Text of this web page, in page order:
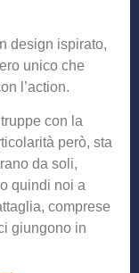
design ispirato,
unico che
l’action.
con la
però, sta
da soli,
quindi noi a
comprese
giungono in